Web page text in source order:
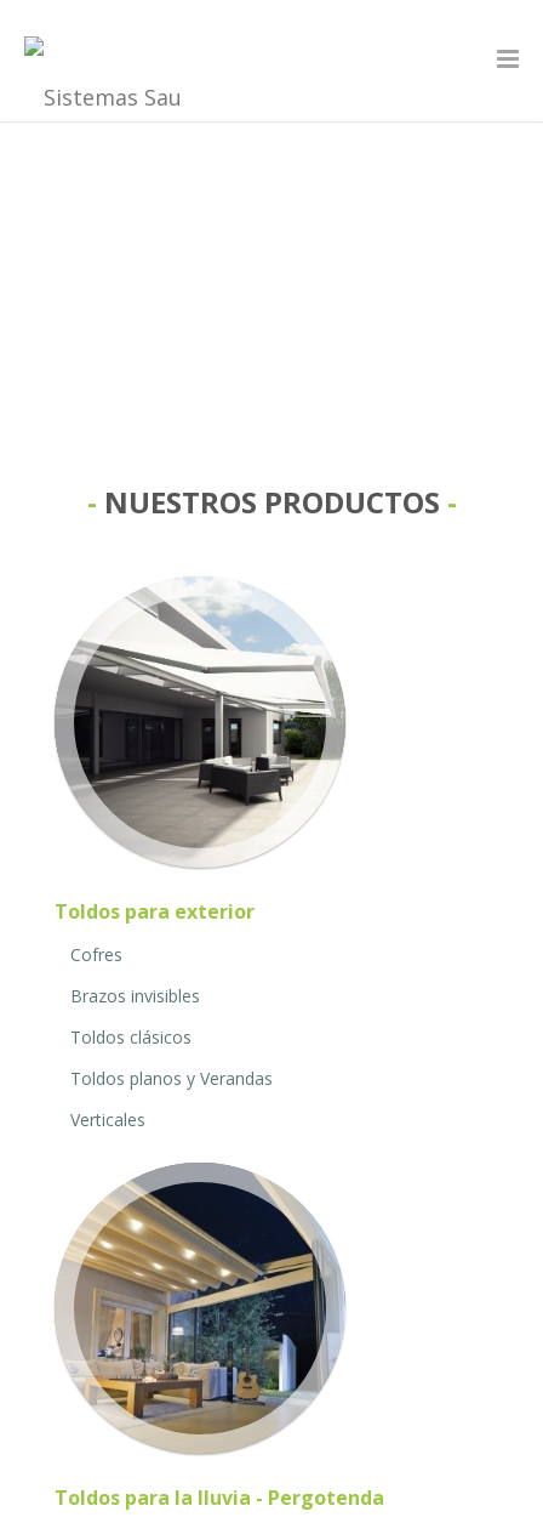
NUESTROS PRODUCTOS
Toldos para exterior
Cofres
Brazos invisibles
Toldos clásicos
Toldos planos y Verandas
Verticales
Toldos para la lluvia - Pergotenda